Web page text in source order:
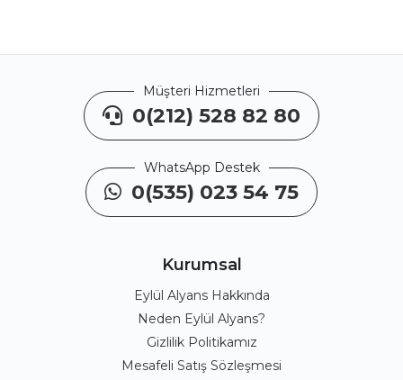
Müşteri Hizmetleri
0(212) 528 82 80
WhatsApp Destek
0(535) 023 54 75
Kurumsal
Eylül Alyans Hakkında
Neden Eylül Alyans?
Gizlilik Politikamız
Mesafeli Satış Sözleşmesi